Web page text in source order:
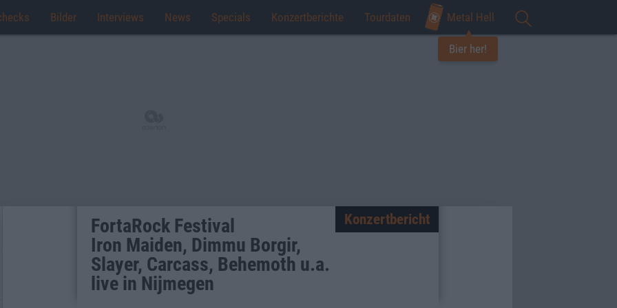
Bilder Interviews News Specials Konzertberichte Tourdaten Metal Hell
Bier her!
FortaRock Festival
Iron Maiden, Dimmu Borgir,
Slayer, Carcass, Behemoth u.a.
live in Nijmegen
Konzertbericht